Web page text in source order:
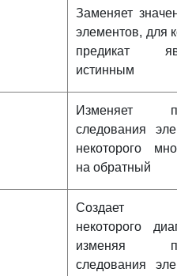
Заменяет
элементов, для
предикат
истинным
Изменяет
следования
некоторого
на обратный
Создает
некоторого
изменяя
следования